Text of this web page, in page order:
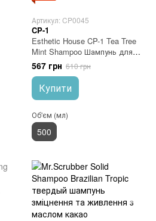
Артикул: CP0045
CP-1
Esthetic House CP-1 Tea Tree
Mint Shampoo Шампунь для
волосся Заспокійливий 500
мл
567 грн 610 грн
Купити
Об'єм (мл)
500